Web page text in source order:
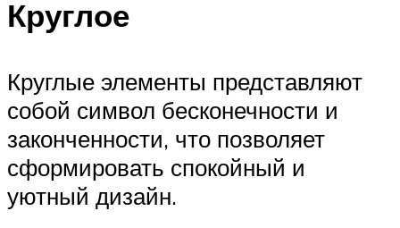
Круглое
Круглые элементы представляют
собой символ бесконечности и
законченности, что позволяет
сформировать спокойный и
уютный дизайн.